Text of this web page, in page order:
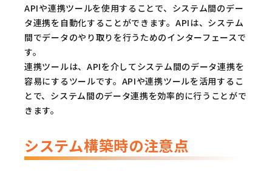
APIや連携ツールを使用することで、システム間のデー
タ連携を自動化することができます。APIは、システム
間でデータのやり取りを行うためのインターフェースで
す。
連携ツールは、APIを介してシステム間のデータ連携を
容易にするツールです。APIや連携ツールを活用するこ
とで、システム間のデータ連携を効率的に行うことがで
きます。
システム構築時の注意点